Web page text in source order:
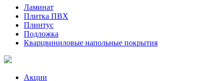
Ламинат
Плитка ПВХ
Плинтус
Подложка
Кварцвиниловые напольные покрытия
Акции